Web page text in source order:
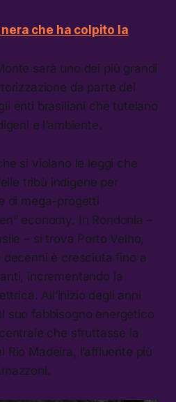
nera che ha colpito la
sarà uno dei più grandi
da parte del
enti brasiliani che tutelano
e l’ambiente.
si violano le leggi che
tribù indigene per
di mega-progetti
economy. In Rondonia –
– si trova Porto Velho,
è cresciuta fino a
incrementando la
All’inizio degli anni
suo fabbisogno energetico
che sfruttasse la
Rio Madeira, l’affluente più